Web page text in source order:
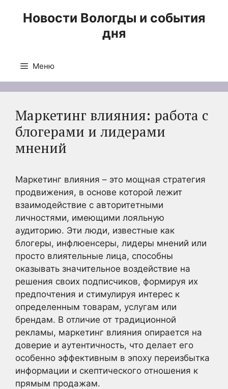
Новости Вологды и события
дня
Меню
Маркетинг влияния: работа с
блогерами и лидерами
мнений
Маркетинг влияния – это мощная стратегия
продвижения, в основе которой лежит
взаимодействие с авторитетными
личностями, имеющими лояльную
аудиторию. Эти люди, известные как
блогеры, инфлюенсеры, лидеры мнений или
просто влиятельные лица, способны
оказывать значительное воздействие на
решения своих подписчиков, формируя их
предпочтения и стимулируя интерес к
определенным товарам, услугам или
брендам. В отличие от традиционной
рекламы, маркетинг влияния опирается на
доверие и аутентичность, что делает его
особенно эффективным в эпоху переизбытка
информации и скептического отношения к
прямым продажам.